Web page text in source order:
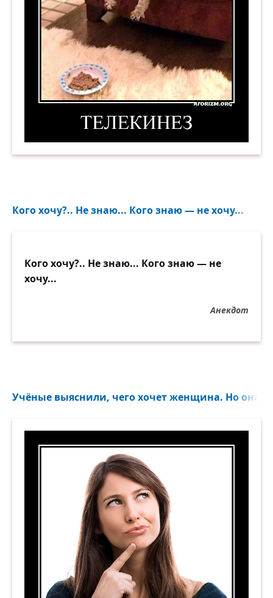
Кого хочу?.. Не знаю... Кого знаю — не хочу...
Кого хочу?.. Не знаю... Кого знаю — не
хочу...
Анекдот
Учёные выяснили, чего хочет женщина. Но она